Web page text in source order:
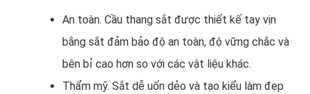
An toàn. Cầu thang sắt được thiết kế tay vịn
bằng sắt đảm bảo độ an toàn, độ vững chắc và
bên bỉ cao hơn so với các vật liệu khác.
Thẩm mỹ. Sắt dễ uốn dẻo và tạo kiểu làm đẹp